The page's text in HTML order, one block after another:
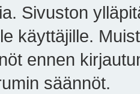
Sivuston
käyttäjille.
ennen
säännöt.